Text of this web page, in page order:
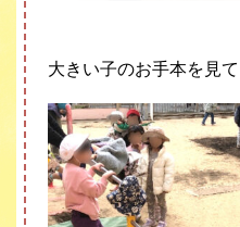
大きい子のお手本を見